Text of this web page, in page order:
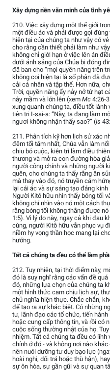
Xây dựng nền văn minh của tình
210. Việc xây dựng một thế giới
một điều ác và phải được gọi
hiện tại của chúng ta như vậy có
cho rằng cần thiết phải làm như
không chỉ giới hạn ở việc lên án
dưới ánh sáng của Chúa bị đóng
đã ban cho “mọi quyền năng trên
không coi hiện tại là số phận đã
cải cá nhân và tập thể. Hơn nữa,
Trời, quyền năng ấy nảy nở từ hạt
nảy mầm và lớn lên (xem Mc 4:26-
xung quanh chúng ta, điều tốt
tiên tri I-sai-a: “Này, ta đang làm
ngươi không nhận thấy sao?” (Is
211. Phân tích kỹ hơn lịch sử xác
đêm tối tăm nhất, Chúa vẫn làm
chịu bỏ cuộc, kiên trì làm điều
thương và mở ra con đường hòa
người công chính và những người
quên, cho chúng ta thấy rằng ân
mà thay vào đó, nó truyền cảm
lại cái ác và sự sáng tạo đáng
Người Kitô hữu nhìn thấy bóng tối
không chỉ nhìn vào nó một cách
rằng bóng tối không thắng được
1:5). Vì lý do này, ngay cả khi đau
cùng, người Kitô hữu vẫn phục vụ
niềm hy vọng thần học mang lại
hướng.
Tất cả chúng ta đều có thể làm
212. Tuy nhiên, tại thời điểm này,
đó là suy nghĩ rằng các vấn đề
đó, những lựa chọn của chúng ta
một hình thức cam chịu lịch sự,
chủ nghĩa hiện thực. Chắc chắn,
để tạo ra sự khác biệt. Có những
tư, lãnh đạo các tổ chức, tiến
hoặc cung cấp thông tin, và rồi có
cuộc sống thường nhật của họ.
nhiệm. Tất cả chúng ta đều có
chính ở đó - và không nơi nào
nên nuôi dưỡng tư duy bạo lực
hoài nghi, dối trá hoặc thù hận),
sự ôn hòa, sự gần gũi và sự quan